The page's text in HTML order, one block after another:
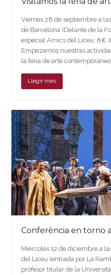
Viernes 28 de septiembre a
de Barcelona (Delante de la
especial Amics del Liceu: 8€
Empezamos nuestras
la feria de arte contemporáneo…
Llegir més
Conferència en torno a
Miércoles 12 de diciembre a
del Liceu (entrada por La
profesor titular de la